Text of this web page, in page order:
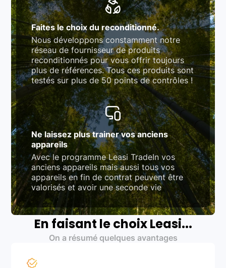
Faites le choix du reconditionné.
Nous développons constamment notre
réseau de fournisseur de produits
reconditionnés pour vous offrir toujours
plus de références. Tous ces produits sont
testés sur plus de 50 points de contrôles !
Ne laissez plus trainer vos anciens
appareils
Avec le programme Leasi TradeIn vos
anciens appareils mais aussi tous vos
appareils en fin de contrat peuvent être
valorisés et avoir une seconde vie
En faisant le choix Leasi...
On a résumé quelques avantages